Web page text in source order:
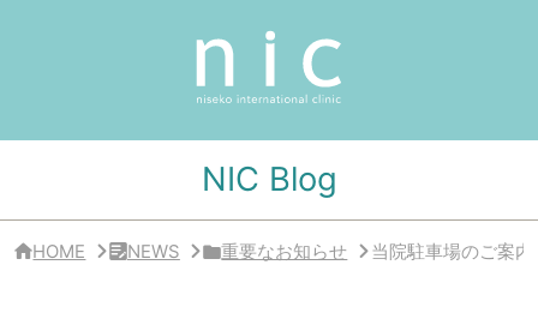
ク
ク
NIC Blog
HOME NEWS 重要なお知らせ 当院駐車場のご案内